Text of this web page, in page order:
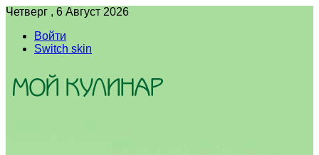
Четверг , 6 Август 2026
Войти
Switch skin